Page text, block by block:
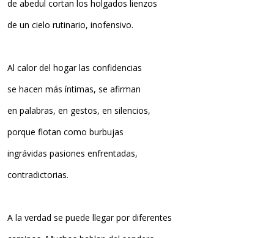
de abedul cortan los holgados lienzos
de un cielo rutinario, inofensivo.
Al calor del hogar las confidencias
se hacen más íntimas, se afirman
en palabras, en gestos, en silencios,
porque flotan como burbujas
ingrávidas pasiones enfrentadas,
contradictorias.
A la verdad se puede llegar por diferentes